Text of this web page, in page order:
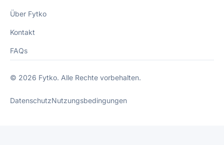
Über Fytko
Kontakt
FAQs
© 2026 Fytko. Alle Rechte vorbehalten.
DatenschutzNutzungsbedingungen